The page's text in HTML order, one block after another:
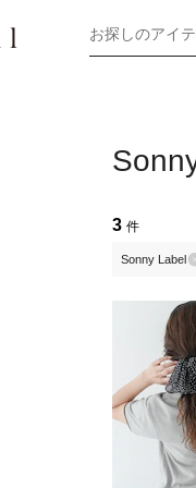
お探しのアイ
3 件
Sonny Label